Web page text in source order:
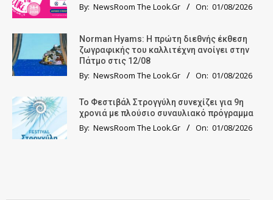
By: NewsRoom The Look.Gr On: 01/08/2026
Norman Hyams: Η πρώτη διεθνής έκθεση
ζωγραφικής του καλλιτέχνη ανοίγει στην
Πάτμο στις 12/08
By: NewsRoom The Look.Gr On: 01/08/2026
Το Φεστιβάλ Στρογγύλη συνεχίζει για 9η
χρονιά με πλούσιο συναυλιακό πρόγραμμα
By: NewsRoom The Look.Gr On: 01/08/2026